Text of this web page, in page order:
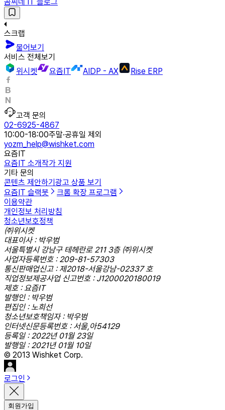
스크랩
물어보기
서비스 전체보기
위시켓
요즘IT AIDP - AX Rise ERP
고객 문의
02-6925-4867
10:00-18:00주말·공휴일 제외
yozm_help@wishket.com
요즘IT
요즘IT 소개작가 지원
기타 문의
콘텐츠 제안하기 광고 상품 보기
요즘IT 슬랙봇
크롬 확장 프로그램
이용약관
개인정보 처리방침
청소년보호정책
㈜위시켓
대표이사 : 박우범
서울특별시 강남구 테헤란로 211 3층 ㈜위시켓
사업자등록번호 : 209-81-57303
통신판매업신고 : 제2018-서울강남-02337 호
직업정보제공사업 신고번호 : J1200020180019
제호 : 요즘IT
발행인 : 박우범
편집인 : 노희선
청소년보호책임자 : 박우범
인터넷신문등록번호 : 서울,아54129
등록일 : 2022년 01월 23일
발행일 : 2021년 01월 10일
© 2013 Wishket Corp.
로그인
회원가입